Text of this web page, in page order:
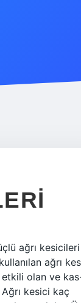
ağrı
ağrı
etkili olan ve
kesici kaç